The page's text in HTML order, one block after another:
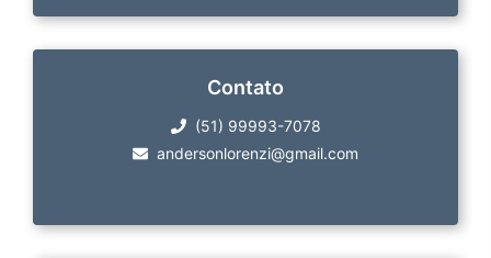
Contato
(51) 99993-7078
andersonlorenzi@gmail.com